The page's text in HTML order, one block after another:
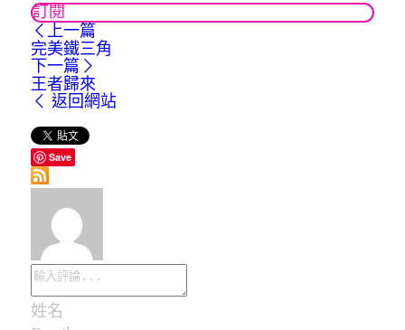
訂閱
上一篇
完美鐵三角
下一篇
王者歸來
返回網站
Save